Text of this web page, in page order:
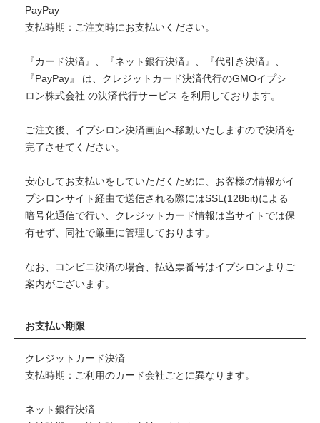
PayPay
支払時期：ご注文時にお支払いください。
『カード決済』、『ネット銀行決済』、『代引き決済』、
『PayPay』 は、クレジットカード決済代行のGMOイプシ
ロン株式会社 の決済代行サービス を利用しております。
ご注文後、イプシロン決済画面へ移動いたしますので決済を
完了させてください。
安心してお支払いをしていただくために、お客様の情報がイ
プシロンサイト経由で送信される際にはSSL(128bit)による
暗号化通信で行い、クレジットカード情報は当サイトでは保
有せず、同社で厳重に管理しております。
なお、コンビニ決済の場合、払込票番号はイプシロンよりご
案内がございます。
お支払い期限
クレジットカード決済
支払時期：ご利用のカード会社ごとに異なります。
ネット銀行決済